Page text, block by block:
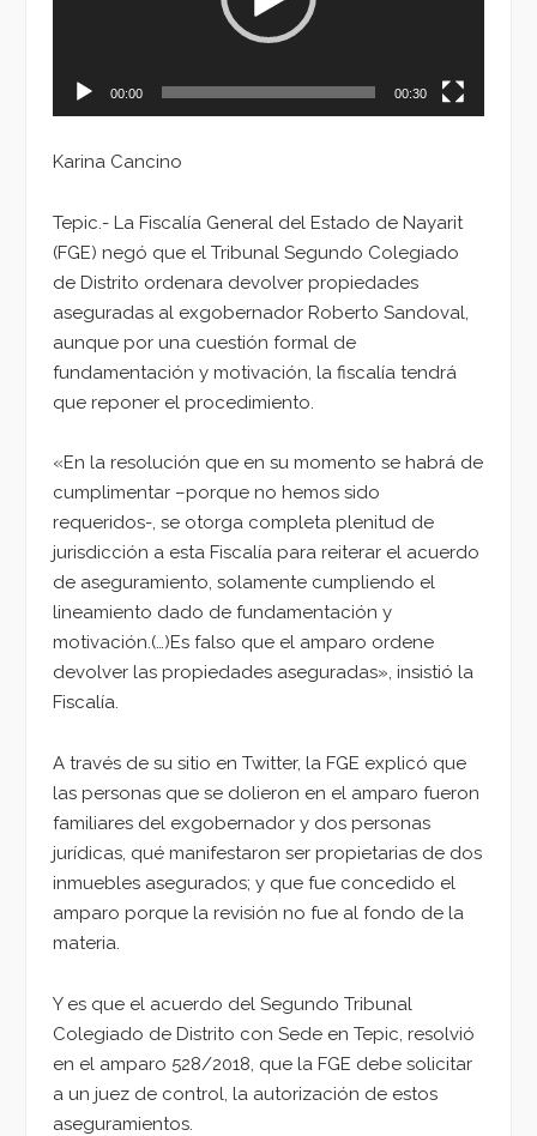
00:00 00:30
Karina Cancino
Tepic.- La Fiscalía General del Estado de Nayarit
(FGE) negó que el Tribunal Segundo Colegiado
de Distrito ordenara devolver propiedades
aseguradas al exgobernador Roberto Sandoval,
aunque por una cuestión formal de
fundamentación y motivación, la fiscalía tendrá
que reponer el procedimiento.
«En la resolución que en su momento se habrá de
cumplimentar –porque no hemos sido
requeridos-, se otorga completa plenitud de
jurisdicción a esta Fiscalía para reiterar el acuerdo
de aseguramiento, solamente cumpliendo el
lineamiento dado de fundamentación y
motivación.(…)Es falso que el amparo ordene
devolver las propiedades aseguradas», insistió la
Fiscalía.
A través de su sitio en Twitter, la FGE explicó que
las personas que se dolieron en el amparo fueron
familiares del exgobernador y dos personas
jurídicas, qué manifestaron ser propietarias de dos
inmuebles asegurados; y que fue concedido el
amparo porque la revisión no fue al fondo de la
materia.
Y es que el acuerdo del Segundo Tribunal
Colegiado de Distrito con Sede en Tepic, resolvió
en el amparo 528/2018, que la FGE debe solicitar
a un juez de control, la autorización de estos
aseguramientos.